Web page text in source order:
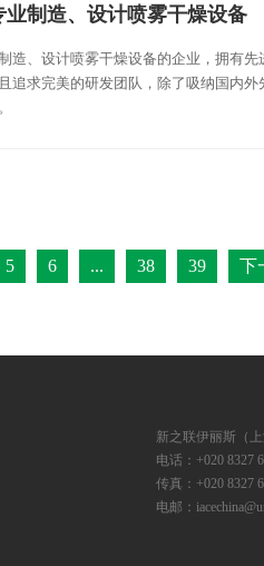
制造、设计喷雾干燥设备
造、设计喷雾干燥设备的企业，拥有
追求完美的研发团队，除了吸纳国内
5 6 ... 38 39 下
新之联伊丽斯（
电话：+020 8327
传真：+020 8327
电邮：